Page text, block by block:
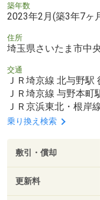
築年数
2023年2月(築3年7ヶ
住所
埼玉県さいたま市中
交通
ＪＲ埼京線 北与野駅
ＪＲ埼京線 与野本町
ＪＲ京浜東北・根岸
乗り換え検索
敷引・償却
更新料